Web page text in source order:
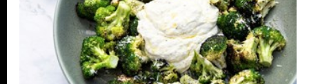
Vitamin B1 (tiamin) 0,09 mg(8% *)
Vitamin B6
(pyridoksin)
0,14 mg(10%
*)
Vitamin B9 (folat) 82,12 µg(41% *)